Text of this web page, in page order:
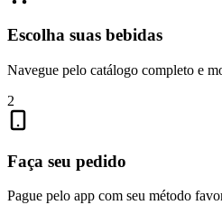
Escolha suas bebidas
Navegue pelo catálogo completo e
2
Faça seu pedido
Pague pelo app com seu método